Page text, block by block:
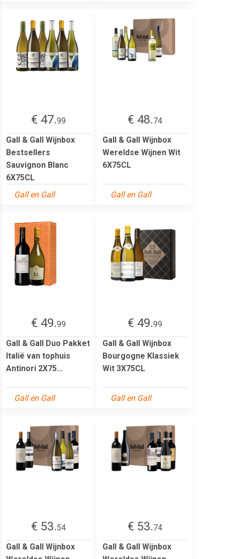
€ 47.99
Gall & Gall Wijnbox
Bestsellers
Sauvignon Blanc
6X75CL
Gall en Gall
€ 48.74
Gall & Gall Wijnbox
Wereldse Wijnen Wit
6X75CL
Gall en Gall
€ 49.99
Gall & Gall Duo Pakket
Italië van tophuis
Antinori 2X75...
Gall en Gall
€ 49.99
Gall & Gall Wijnbox
Bourgogne Klassiek
Wit 3X75CL
Gall en Gall
€ 53.54
Gall & Gall Wijnbox
€ 53.74
Gall & Gall Wijnbox